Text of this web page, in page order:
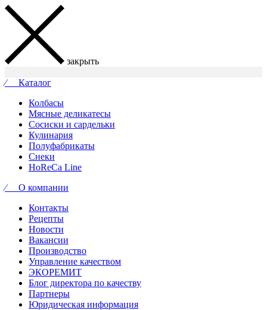
закрыть
⁄ Каталог
Колбасы
Мясные деликатесы
Сосиски и сардельки
Кулинария
Полуфабрикаты
Снеки
HoReCa Line
⁄ О компании
Контакты
Рецепты
Новости
Вакансии
Производство
Управление качеством
ЭКОРЕМИТ
Блог директора по качеству
Партнеры
Юридическая информация